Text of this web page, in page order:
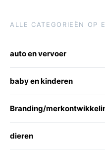
ALLE CATEGORIEËN OP
auto en vervoer
baby en kinderen
Branding/
dieren